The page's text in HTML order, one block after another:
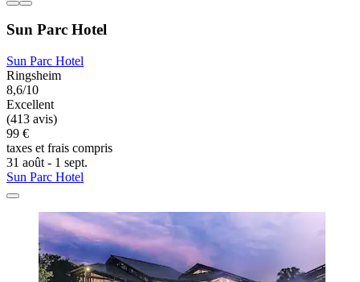
Sun Parc Hotel
Sun Parc Hotel
Ringsheim
8,6/10
Excellent
(413 avis)
99 €
taxes et frais compris
31 août - 1 sept.
Sun Parc Hotel